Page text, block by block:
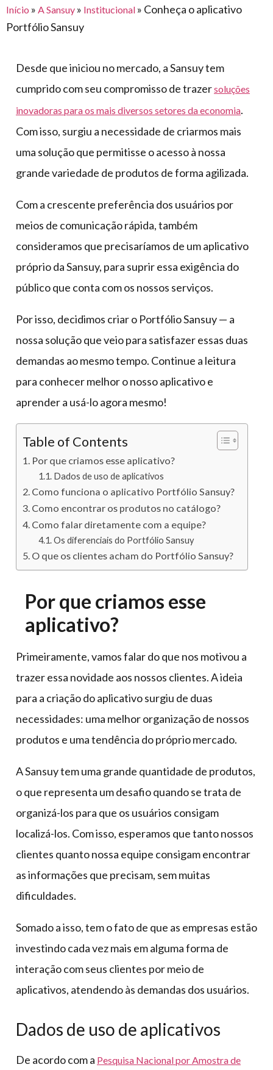
premiações
para
o
feira
offshore
calçados,
epi's
lonas
multiúso
e logística
armazenagem
vida
de
caminhoneiro
Início » A Sansuy » Institucional » Conheça o aplicativo
Portfólio Sansuy
Desde que iniciou no mercado, a Sansuy tem
cumprido com seu compromisso de trazersoluções
inovadoras para os mais diversos setores da economia.
Com isso, surgiu a necessidade de criarmos mais
uma solução que permitisse o acesso à nossa
grande variedade de produtos de forma agilizada.
Com a crescente preferência dos usuários por
meios de comunicação rápida, também
consideramos que precisaríamos de um aplicativo
próprio da Sansuy, para suprir essa exigência do
público que conta com os nossos serviços.
Por isso, decidimos criar o Portfólio Sansuy — a
nossa solução que veio para satisfazer essas duas
demandas ao mesmo tempo. Continue a leitura
para conhecer melhor o nosso aplicativo e
aprender a usá-lo agora mesmo!
Table of Contents
Por que criamos esse aplicativo?
Dados de uso de aplicativos
Como funciona o aplicativo Portfólio Sansuy?
Como encontrar os produtos no catálogo?
Como falar diretamente com a equipe?
Os diferenciais do Portfólio Sansuy
O que os clientes acham do Portfólio Sansuy?
Por que criamos esse
aplicativo?
Primeiramente, vamos falar do que nos motivou a
trazer essa novidade aos nossos clientes. A ideia
para a criação do aplicativo surgiu de duas
necessidades: uma melhor organização de nossos
produtos e uma tendência do próprio mercado.
A Sansuy tem uma grande quantidade de produtos,
o que representa um desafio quando se trata de
organizá-los para que os usuários consigam
localizá-los. Com isso, esperamos que tanto nossos
clientes quanto nossa equipe consigam encontrar
as informações que precisam, sem muitas
dificuldades.
Somado a isso, tem o fato de que as empresas estão
investindo cada vez mais em alguma forma de
interação com seus clientes por meio de
aplicativos, atendendo às demandas dos usuários.
Dados de uso de aplicativos
De acordo com a Pesquisa Nacional por Amostra de